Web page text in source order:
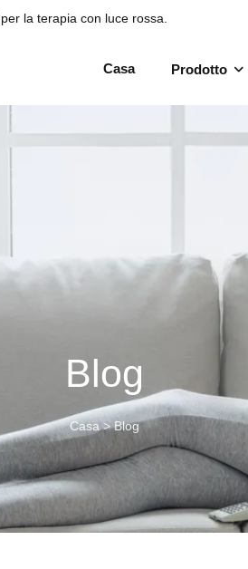
la terapia con luce rossa.
Casa Prodotto
Blog
Casa > Blog